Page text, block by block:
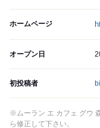
ホームページ
オープン日
初投稿者
※ムーラン エ カフェ グウ
ら修正して下さい。